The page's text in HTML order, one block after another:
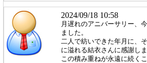
2024/09/18 10:58
月遅れのアニバーサリー、
ました。
二人で紡いできた年月に、
に溢れる結衣さんに感謝しま
この積み重ねが永遠に続く